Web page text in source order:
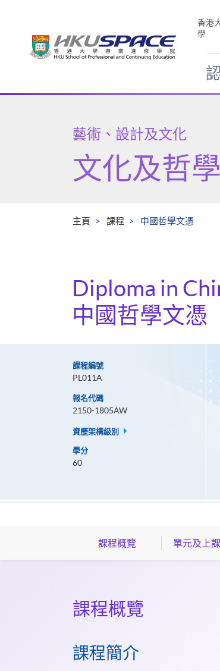
香港
學
Main
藝術、設計及文化
文化及哲學
主頁 課程 中國哲學文憑
Diploma in
中國哲學文憑
課程編號
PL011A
報名代碼
2150-1805AW
資歷架構級別
學分
60
課程概覽 單元及上
課程概覽
課程簡介